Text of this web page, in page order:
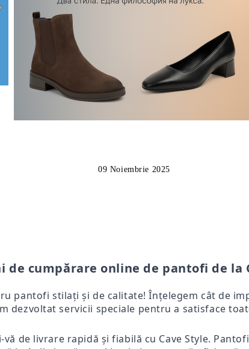
09 Noiembrie 2025
de cumpărare online de pantofi de la
pantofi stilați și de calitate! Înțelegem cât de
dezvoltat servicii speciale pentru a satisface
vă de livrare rapidă și fiabilă cu Cave Style.